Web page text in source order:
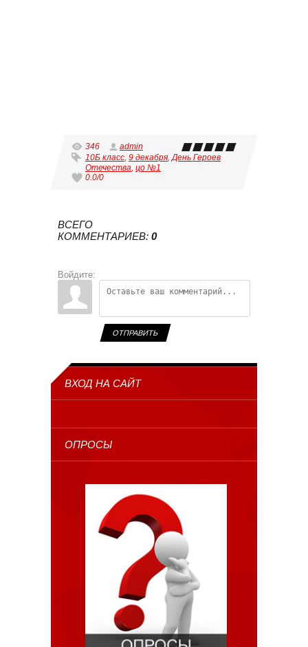
346
admin
10Б класс, 9 декабря,День Героев
Отечества, цо №1
0.0/0
ВСЕГО
КОММЕНТАРИЕВ: 0
Войдите:
ОТПРАВИТЬ
ВХОД НА САЙТ
ОПРОСЫ